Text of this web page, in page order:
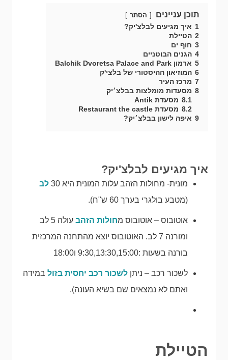
תוכן עניינים הסתר
1 איך מגיעים לבלצ'יק?
2 הטיילת
3 חוף ים
4 הגנים הבוטניים
5 ארמון Balchik Dvoretsa Palace and Park
6 המוזיאון ההיסטורי של בלצי'ק
7 מרכז העיר
8 מסעדות מומלצות בבלצ׳יק
8.1 מסעדת Antik
8.2 מסעדת Restaurant the castle
9 איפה לישון בבלצ׳יק?
איך מגיעים לבלצ'יק?
מונית- מחולות הזהב עלות המונית היא 30
לב
(מטבע בולגרי בערך 60 ש"ח).
אוטובוס – אוטובוס מחולות הזהב
עולה 5 לב
ומורנה 7 לב. האוטובוס יוצא מהתחנה המרכזית
בורנה בשעות :9:30,13:30,15:00 ו18:00
לשכור רכב – ניתן לשכור רכב יחסית בזול במידה
ואתם לא נמצאים שם בשיא העונה).
הטיילת